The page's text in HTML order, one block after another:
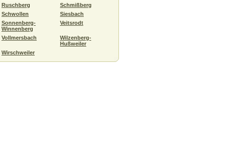
Ruschberg
Schmißberg
Schwollen
Siesbach
Sonnenberg-
Winnenberg
Veitsrodt
Vollmersbach
Wilzenberg-
Hußweiler
Wirschweiler